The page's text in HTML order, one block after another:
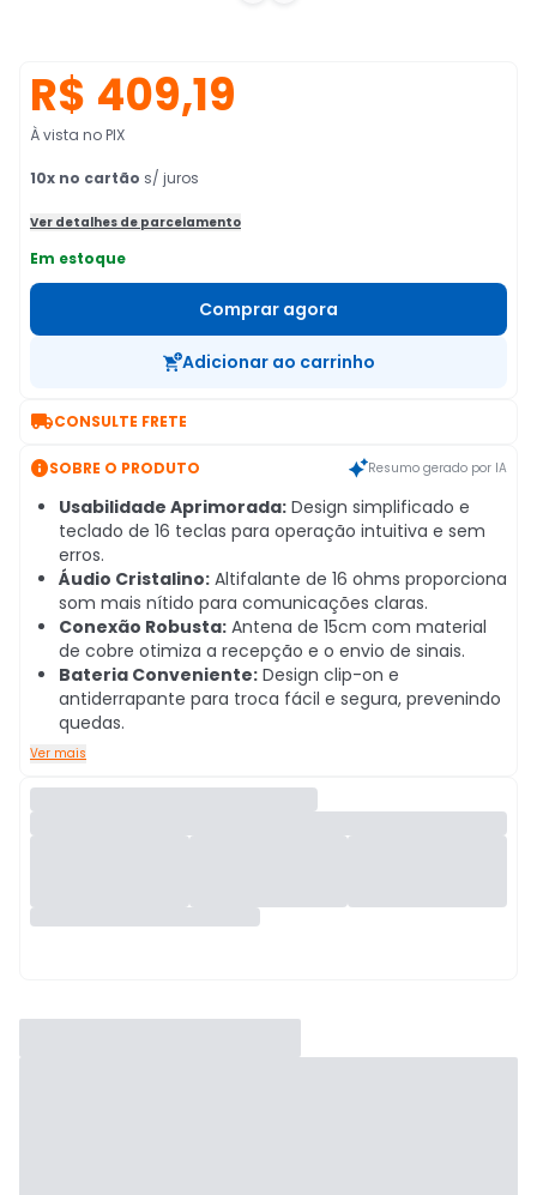
R$ 409,19
À vista no PIX
10x no cartão s/ juros
Ver detalhes de parcelamento
Em estoque
Comprar agora
Adicionar ao carrinho
CONSULTE FRETE
SOBRE O PRODUTO Resumo gerado por IA
Usabilidade Aprimorada: Design simplificado e
teclado de 16 teclas para operação intuitiva e sem
erros.
Áudio Cristalino: Altifalante de 16 ohms proporciona
som mais nítido para comunicações claras.
Conexão Robusta: Antena de 15cm com material
de cobre otimiza a recepção e o envio de sinais.
Bateria Conveniente: Design clip-on e
antiderrapante para troca fácil e segura, prevenindo
quedas.
Ver mais